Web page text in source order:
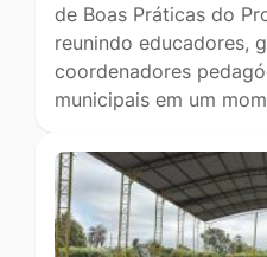
de Boas Práticas do
reunindo educadores,
coordenadores
municipais em um